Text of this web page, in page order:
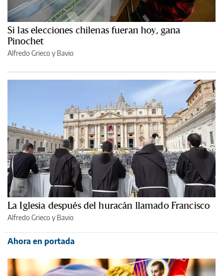
Si las elecciones chilenas fueran hoy, gana
Pinochet
Alfredo Grieco y Bavio
La Iglesia después del huracán llamado Francisco
Alfredo Grieco y Bavio
Ahora en portada